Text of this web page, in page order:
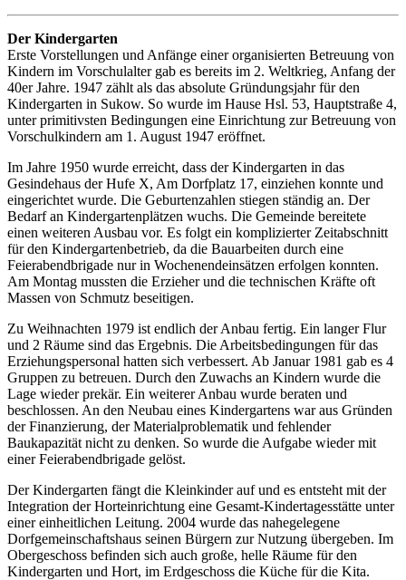
Der Kindergarten
Erste Vorstellungen und Anfänge einer organisierten Betreuung von
Kindern im Vorschulalter gab es bereits im 2. Weltkrieg, Anfang der
40er Jahre. 1947 zählt als das absolute Gründungsjahr für den
Kindergarten in Sukow. So wurde im Hause Hsl. 53, Hauptstraße 4,
unter primitivsten Bedingungen eine Einrichtung zur Betreuung von
Vorschulkindern am 1. August 1947 eröffnet.
Im Jahre 1950 wurde erreicht, dass der Kindergarten in das
Gesindehaus der Hufe X, Am Dorfplatz 17, einziehen konnte und
eingerichtet wurde. Die Geburtenzahlen stiegen ständig an. Der
Bedarf an Kindergartenplätzen wuchs. Die Gemeinde bereitete
einen weiteren Ausbau vor. Es folgt ein komplizierter Zeitabschnitt
für den Kindergartenbetrieb, da die Bauarbeiten durch eine
Feierabendbrigade nur in Wochenendeinsätzen erfolgen konnten.
Am Montag mussten die Erzieher und die technischen Kräfte oft
Massen von Schmutz beseitigen.
Zu Weihnachten 1979 ist endlich der Anbau fertig. Ein langer Flur
und 2 Räume sind das Ergebnis. Die Arbeitsbedingungen für das
Erziehungspersonal hatten sich verbessert. Ab Januar 1981 gab es 4
Gruppen zu betreuen. Durch den Zuwachs an Kindern wurde die
Lage wieder prekär. Ein weiterer Anbau wurde beraten und
beschlossen. An den Neubau eines Kindergartens war aus Gründen
der Finanzierung, der Materialproblematik und fehlender
Baukapazität nicht zu denken. So wurde die Aufgabe wieder mit
einer Feierabendbrigade gelöst.
Der Kindergarten fängt die Kleinkinder auf und es entsteht mit der
Integration der Horteinrichtung eine Gesamt-Kindertagesstätte unter
einer einheitlichen Leitung. 2004 wurde das nahegelegene
Dorfgemeinschaftshaus seinen Bürgern zur Nutzung übergeben. Im
Obergeschoss befinden sich auch große, helle Räume für den
Kindergarten und Hort, im Erdgeschoss die Küche für die Kita.